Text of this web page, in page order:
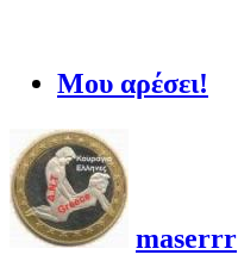
Μου αρέσει!
maserrr